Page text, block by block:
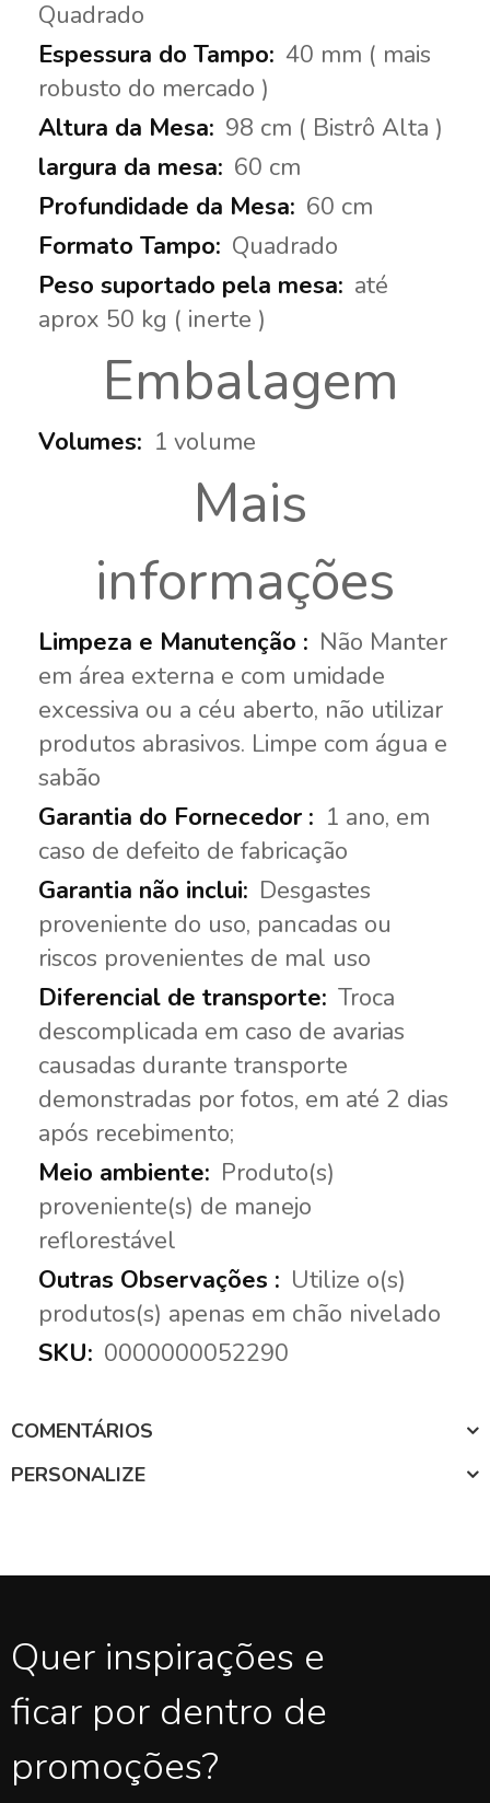
Quadrado
40 mm ( mais
robusto do mercado )
98 cm ( Bistrô Alta )
60 cm
60 cm
Quadrado
até
aprox 50 kg ( inerte )
Embalagem
1 volume
Mais
informações
Não Manter
em área externa e com umidade
excessiva ou a céu aberto, não utilizar
produtos abrasivos. Limpe com água e
sabão
1 ano, em
caso de defeito de fabricação
Desgastes
proveniente do uso, pancadas ou
riscos provenientes de mal uso
Troca
descomplicada em caso de avarias
causadas durante transporte
demonstradas por fotos, em até 2 dias
após recebimento;
Produto(s)
proveniente(s) de manejo
reflorestável
Utilize o(s)
produtos(s) apenas em chão nivelado
0000000052290
COMENTÁRIOS
PERSONALIZE
Quer inspirações e
ficar por dentro de
promoções?